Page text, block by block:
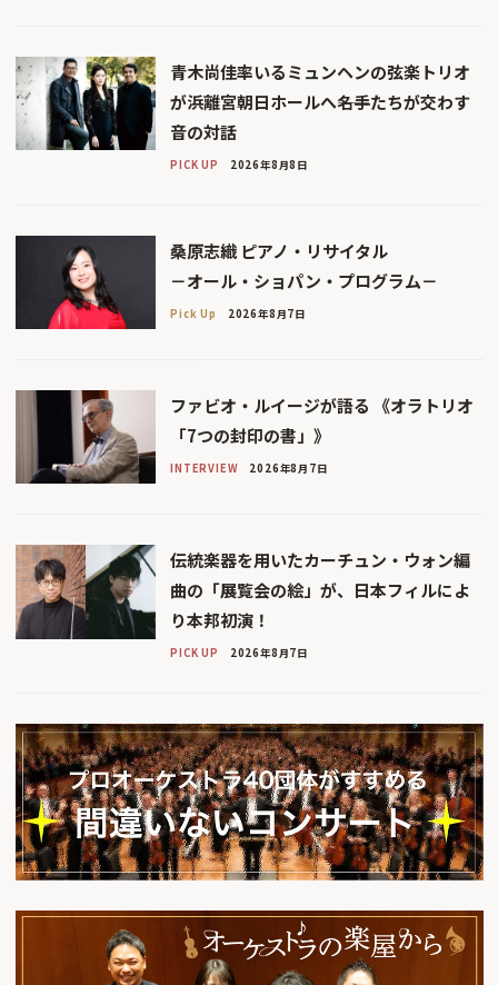
青木尚佳率いるミュンヘンの弦楽トリオ
が浜離宮朝日ホールへ――名手たちが交わす
音の対話
PICK UP 2026年8月8日
桑原志織 ピアノ・リサイタル
－オール・ショパン・プログラム－
Pick Up 2026年8月7日
ファビオ・ルイージが語る 《オラトリオ
「7つの封印の書」》
INTERVIEW 2026年8月7日
伝統楽器を用いたカーチュン・ウォン編
曲の「展覧会の絵」が、日本フィルによ
り本邦初演！
PICK UP 2026年8月7日